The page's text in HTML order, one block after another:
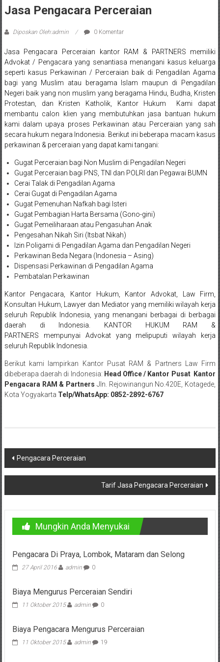
Wonosari,
Wates,
Klaten,
Magelang,
Solo,
Semarang,
Jakarta,
Bali,
Surabaya,
Surakarta,
Sukoharjo,
Mungkid,
Purworejo,
Daerah
Istimewa
Yogyakarta,
Makassar,
Denpasar,
Salatiga,
Kendari,
Pekanbaru,
Bengkulu,
Mukomuko,
Gunung
Kulon
Balikpapan,
Jasa Pengacara Perceraian
Diposkan Oleh:admin 0 Komentar
Jasa Pengacara Perceraian kantor RAM & PARTNERS memiliki
Advokat / Pengacara yang senantiasa menangani kasus keluarga
seperti kasus Perkawinan / Perceraian baik di Pengadilan Agama
bagi yang Muslim atau beragama Islam maupun di Pengadilan
Negeri baik yang non muslim yang beragama Hindu, Budha, Kristen
Protestan, dan Kristen Katholik, Kantor Hukum Kami dapat
membantu calon klien yang membutuhkan jasa bantuan hukum
kami dalam upaya proses Perkawinan atau Perceraian yang sah
secara hukum negara Indonesia. Berikut ini beberapa macam kasus
perkawinan & perceraian yang dapat kami tangani:
Gugat Perceraian bagi Non Muslim di Pengadilan Negeri
Gugat Perceraian bagi PNS, TNI dan POLRI dan Pegawai BUMN
Cerai Talak di Pengadilan Agama
Cerai Gugat di Pengadilan Agama
Gugat Pemenuhan Nafkah bagi Isteri
Gugat Pembagian Harta Bersama (Gono-gini)
Gugat Pemeiliharaan atau Pengasuhan Anak
Pengesahan Nikah Siri (Itsbat Nikah)
Izin Poligami di Pengadilan Agama dan Pengadilan Negeri
Perkawinan Beda Negara (Indonesia – Asing)
Dispensasi Perkawinan di Pengadilan Agama
Pembatalan Perkawinan
Kantor Pengacara, Kantor Hukum, Kantor Advokat, Law Firm,
Konsultan Hukum, Lawyer dan Mediator yang memiliki wilayah kerja
seluruh Republik Indonesia, yang menangani berbagai di berbagai
daerah di Indonesia. KANTOR HUKUM RAM &
PARTNERS mempunyai Advokat yang melipuputi wilayah kerja
seluruh Republik Indonesia.
Berikut kami lampirkan Kantor Pusat RAM & Partners Law Firm
dibeberapa daerah di Indonesia: Head Office / Kantor Pusat Kantor
Pengacara RAM & Partners Jln. Rejowinangun No.420E, Kotagede,
Kota Yogyakarta Telp/WhatsApp: 0852-2892-6767
Navigasi
pos
Pengacara Perceraian
Tarif Jasa Pengacara Perceraian
Mungkin Anda Menyukai
Pengacara Di Praya, Lombok, Mataram dan Selong
27 April 2016 admin 0
Biaya Mengurus Perceraian Sendiri
11 Oktober 2015 admin 0
Biaya Pengacara Mengurus Perceraian
11 Oktober 2015 admin 19